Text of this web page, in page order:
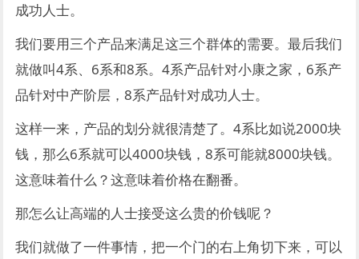
成功人士。
我们要用三个产品来满足这三个群体的需要。最后我们
就做叫4系、6系和8系。4系产品针对小康之家，6系产
品针对中产阶层，8系产品针对成功人士。
这样一来，产品的划分就很清楚了。4系比如说2000块
钱，那么6系就可以4000块钱，8系可能就8000块钱。
这意味着什么？这意味着价格在翻番。
那怎么让高端的人士接受这么贵的价钱呢？
我们就做了一件事情，把一个门的右上角切下来，可以